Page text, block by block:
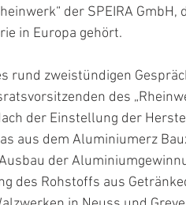
der SPEIRA
in Europa gehört.
rund zweistündigen
des
der Einstellung der
aus dem Aluminiumerz
der
des Rohstoffs aus